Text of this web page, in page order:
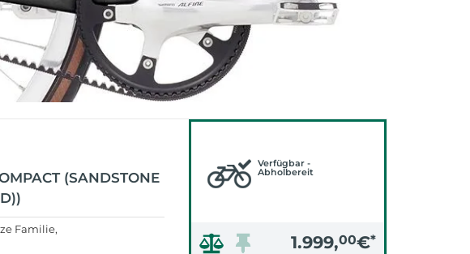
(SANDSTONE
Familie,
Verfügbar -
Abholbereit
1.999,00€*